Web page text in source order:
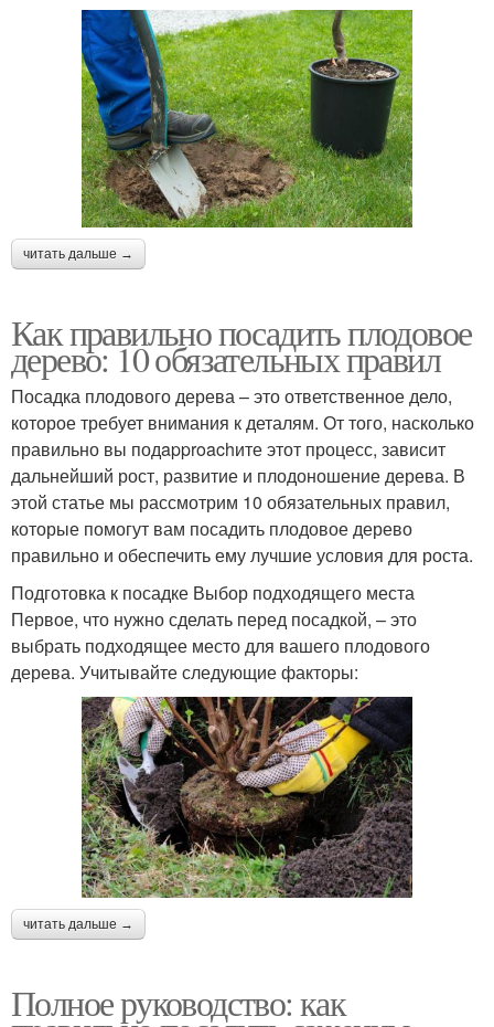
читать дальше →
Как правильно посадить плодовое
дерево: 10 обязательных правил
Посадка плодового дерева – это ответственное дело,
которое требует внимания к деталям. От того, насколько
правильно вы подapproachите этот процесс, зависит
дальнейший рост, развитие и плодоношение дерева. В
этой статье мы рассмотрим 10 обязательных правил,
которые помогут вам посадить плодовое дерево
правильно и обеспечить ему лучшие условия для роста.
Подготовка к посадке Выбор подходящего места
Первое, что нужно сделать перед посадкой, – это
выбрать подходящее место для вашего плодового
дерева. Учитывайте следующие факторы:
читать дальше →
Полное руководство: как